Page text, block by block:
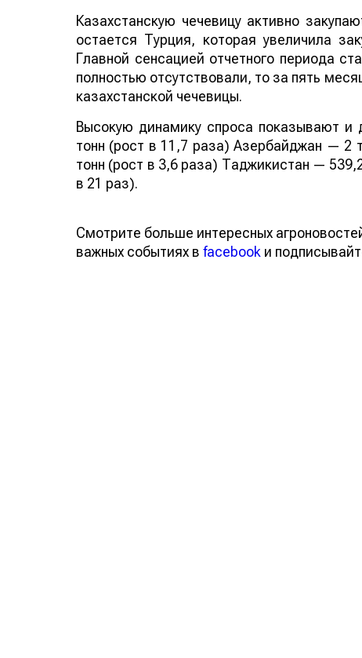
Казахстанскую чечевицу активно
остается Турция, которая увеличила
Главной сенсацией отчетного периода
полностью отсутствовали, то за пять
казахстанской чечевицы.
Высокую динамику спроса показывают и
тонн (рост в 11,7 раза) Азербайджан — 2
тонн (рост в 3,6 раза) Таджикистан —
в 21 раз).
Смотрите больше интересных
важных событиях в facebook и